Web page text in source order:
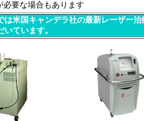
必要な場合もあります
は米国キャンデラ社の最新レーザー
いています。